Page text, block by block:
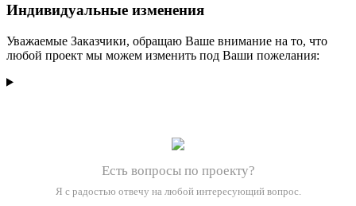
Индивидуальные изменения
Уважаемые Заказчики, обращаю Ваше внимание на то, что
любой проект мы можем изменить под Ваши пожелания:
Есть вопросы по проекту?
Я с радостью отвечу на любой интересующий вопрос.